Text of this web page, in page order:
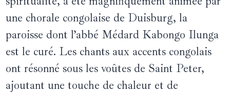
une chorale congolaise de Duisburg, la
paroisse dont l’abbé Médard Kabongo Ilunga
est le curé. Les chants aux accents congolais
ont résonné sous les voûtes de Saint Peter,
ajoutant une touche de chaleur et de